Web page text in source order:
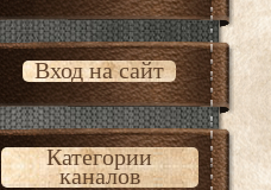
Вход на сайт
Категории
каналов